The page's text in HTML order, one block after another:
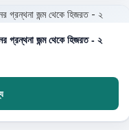
গ্রন্থনা জন্ম থেকে হিজরত - ২